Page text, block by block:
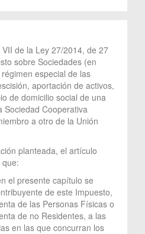
de la Ley 27/2014, de 27
sobre Sociedades (en
especial de las
aportación de activos,
de domicilio social de una
Sociedad Cooperativa
a otro de la Unión
planteada, el artículo
el presente capítulo se
de este Impuesto,
de las Personas Físicas o
de no Residentes, a las
en las que concurran los